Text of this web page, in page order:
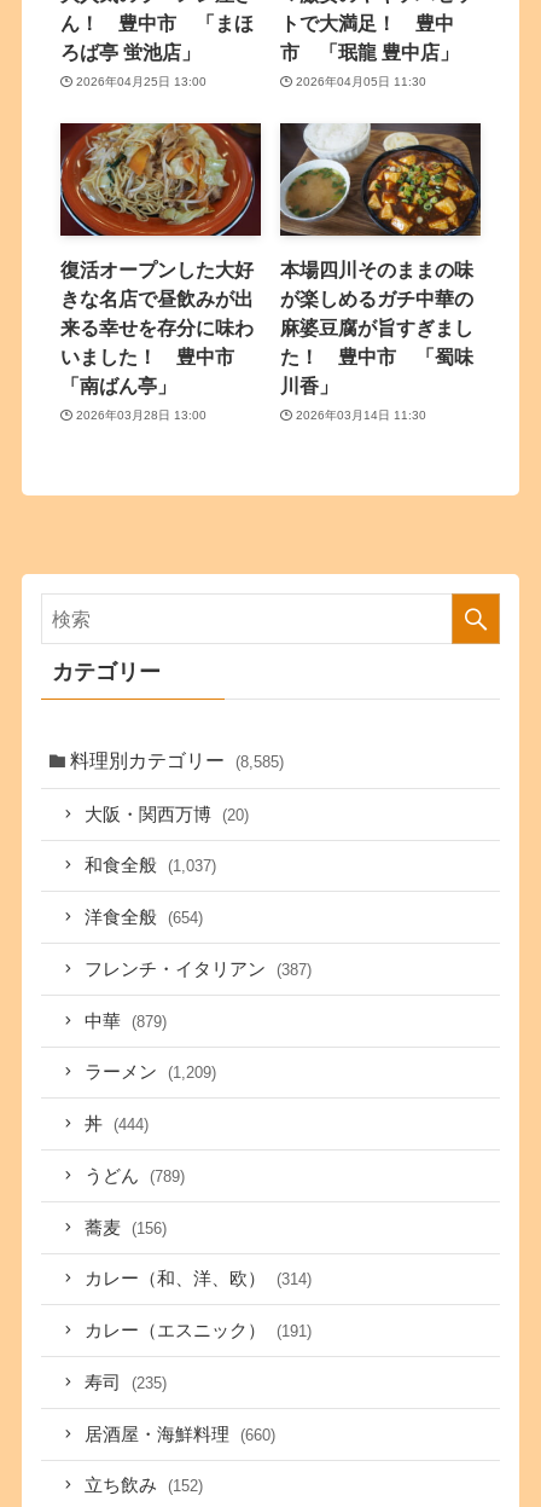
ん！ 豊中市 「まほ
ろば亭 蛍池店」
2026年04月25日 13:00
トで大満足！ 豊中
市 「珉龍 豊中店」
2026年04月05日 11:30
復活オープンした大好
きな名店で昼飲みが出
来る幸せを存分に味わ
いました！ 豊中市
「南ばん亭」
2026年03月28日 13:00
本場四川そのままの味
が楽しめるガチ中華の
麻婆豆腐が旨すぎまし
た！ 豊中市 「蜀味
川香」
2026年03月14日 11:30
カテゴリー
料理別カテゴリー (8,585)
大阪・関西万博 (20)
和食全般 (1,037)
洋食全般 (654)
フレンチ・イタリアン (387)
中華 (879)
ラーメン (1,209)
丼 (444)
うどん (789)
蕎麦 (156)
カレー（和、洋、欧） (314)
カレー（エスニック） (191)
寿司 (235)
居酒屋・海鮮料理 (660)
立ち飲み (152)